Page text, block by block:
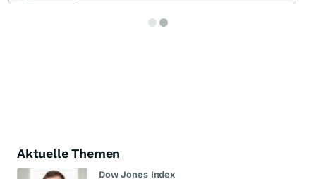
Aktuelle Themen
Dow Jones Index